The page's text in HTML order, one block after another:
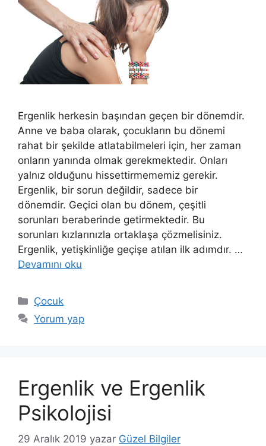
Ergenlik herkesin başından geçen bir dönemdir.
Anne ve baba olarak, çocukların bu dönemi
rahat bir şekilde atlatabilmeleri için, her zaman
onların yanında olmak gerekmektedir. Onları
yalnız olduğunu hissettirmememiz gerekir.
Ergenlik, bir sorun değildir, sadece bir
dönemdir. Geçici olan bu dönem, çeşitli
sorunları beraberinde getirmektedir. Bu
sorunları kızlarınızla ortaklaşa çözmelisiniz.
Ergenlik, yetişkinliğe geçişe atılan ilk adımdır. …
Devamını oku
Kategoriler
Çocuk
Yorum yap
Ergenlik ve Ergenlik
Psikolojisi
29 Aralık 2019 yazar Güzel Bilgiler